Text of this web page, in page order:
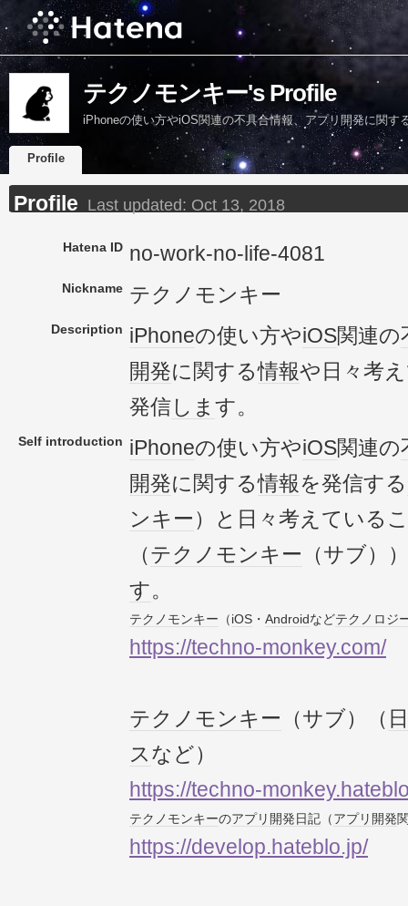
テクノモンキー's Profile
iPhoneの使い方やiOS関連の不具合情報、アプリ開発に関
Profile
Profile Last updated: Oct 13, 2018
Hatena ID no-work-no-life-4081
Nickname テクノモンキー
Description iPhoneの使い方やiOS関連の
開発に関する情報や日々考
発信しま す。
Self introduction iPhoneの使い方やiOS関連の
開発に関する情報を発信する
ンキー）と日々考えている
（テクノ モンキー （サブ）
す。
テクノ モンキー （iOS ・ Androidなどテクノロジ
https://techno-monkey.com/
テクノ モンキー （サブ）（
スなど）
https://techno-
テクノ モンキーのアプリ開発日記 （アプリ開発
https://develop.hateblo.jp/